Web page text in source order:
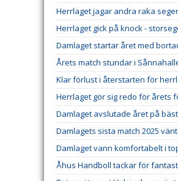
Herrlaget jagar andra raka
Herrlaget gick på knock -
Damlaget startar året med
Årets match stundar i
Klar förlust i återstarten för
Herrlaget gör sig redo för årets
Damlaget avslutade året på
Damlagets sista match 2025
Damlaget vann komfortabelt i
Åhus Handboll tackar för